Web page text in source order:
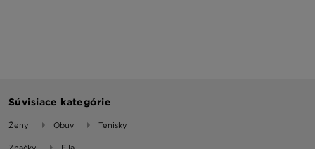
Súvisiace kategórie
Ženy Obuv Tenisky